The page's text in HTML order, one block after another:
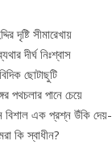
দৃষ্টি সীমারেখায়
দীর্ঘ নিঃশ্বাস
ছোটাছুটি
পথচলার পানে চেয়ে
বিশাল এক প্রশ্ন উঁকি দেয়-
কি স্বাধীন?